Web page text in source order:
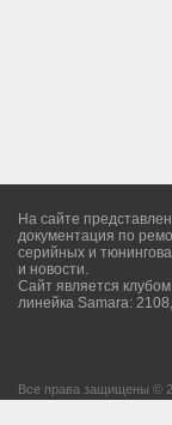
На сайте
документация по
серийных и
и новости.
Сайт является
линейка Samara:
Все права защищены ©